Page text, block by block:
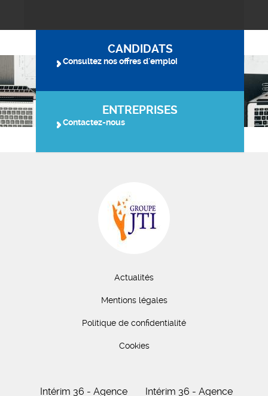
CANDIDATS
Consultez nos offres d'emploi
ENTREPRISES
Contactez-nous
Actualités
Mentions légales
Politique de confidentialité
Cookies
Intérim 36 - Agence Intérim 36 - Agence